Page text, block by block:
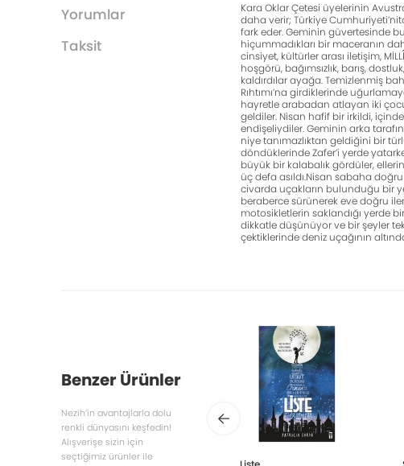
Yorumlar
Taksit
Kara Oklar Çetesi üyelerinin
daha verir; Türkiye
fark eder. Geminin güvertesinde
hiçummadıkları bir maceranın
cinsiyet, kültürler arası iletişim,
hoşgörü, bağımsızlık, barış,
kaldırdılar ayağa. Temizlenmiş
Rıhtımı’na girdiklerinde
hayretle arabadan atlayan iki
geldiler. Nisan hafif bir irkildi,
endişeliydiler. Ge­minin arka
niye tanımazlıktan geldiğini bir
döndüklerinde Zafer’i yerde
büyük bir kalabalık gördüler,
üç defa asıldı.Nisan sabaha
civarda uçakların bulunduğu bir
beraberce sürünerek eve doğru
motosikletlerin sak­landığı yerde
dikkatle düşünüyor ve bir şey­ler
çektiklerinde deniz uçağının
Benzer Ürünler
Nezih’in avantajlarla dolu
renkli dünyasını keşfedin!
Alışverişe sizin için
seçtiğimiz ürünler ile